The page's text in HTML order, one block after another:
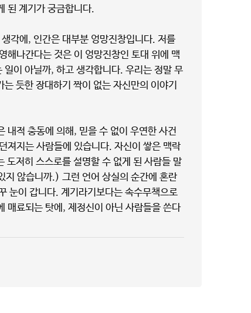
된 계기가 궁금합니다.
각에, 인간은 대부분 엉망진창입니다. 저를
해나간다는 것은 이 엉망진창인 토대 위에 맥
이 아닐까, 하고 생각합니다. 우리는 정말 무
듯한 장대하기 짝이 없는 자신만의 이야기
내적 충동에 의해, 믿을 수 없이 우연한 사건
져지는 사람들에 있습니다. 자신이 쌓은 맥락
도저히 스스로를 설명할 수 없게 된 사람들 말
지 않습니까.) 그런 언어 상실의 순간에 혼란
눈이 갑니다. 계기라기보다는 속수무책으로
매료되는 탓에, 제정신이 아닌 사람들을 쓴다